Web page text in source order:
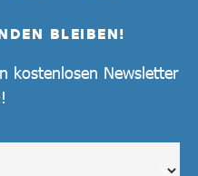
BLEIBEN!
kostenlosen Newsletter